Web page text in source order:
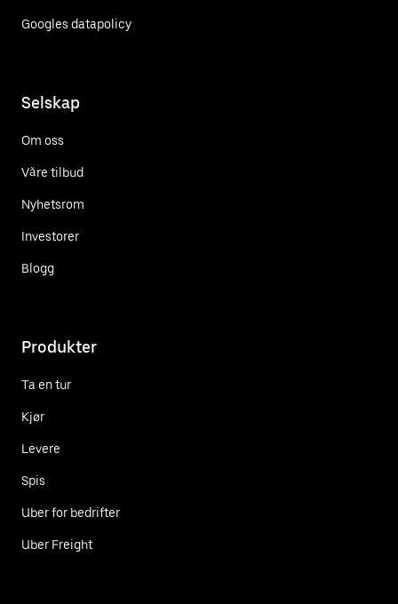
Googles datapolicy
Selskap
Om oss
Våre tilbud
Nyhetsrom
Investorer
Blogg
Produkter
Ta en tur
Kjør
Levere
Spis
Uber for bedrifter
Uber Freight